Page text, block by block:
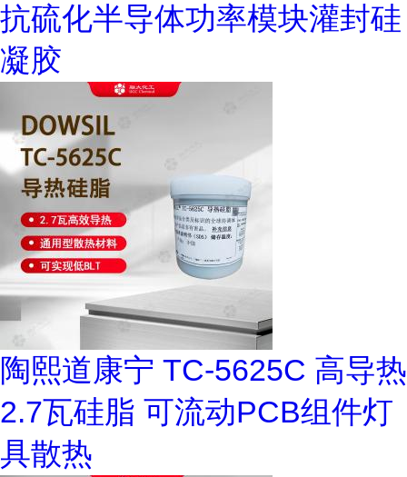
抗硫化半导体功率模块灌封硅
凝胶
陶熙道康宁 TC-5625C 高导热
2.7瓦硅脂 可流动PCB组件灯
具散热